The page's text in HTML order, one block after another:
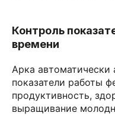
Контроль
времени
Арка автоматически
показатели работы
продуктивность,
выращивание